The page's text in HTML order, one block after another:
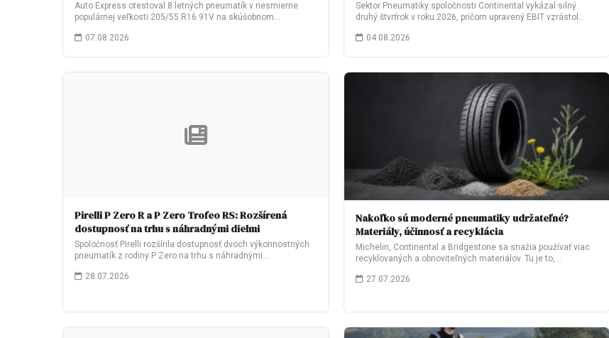
Auto Express otestoval 8 letných pneumatík v nesmierne
populárnej veľkosti 205/55 R16 91V na skúšobnom…
07.08.2026
Sektor Pneumatiky spoločnosti Continental vykázal silný
druhý štvrťrok v roku 2026, pričom upravený EBIT vzrástol…
04.08.2026
Pirelli P Zero R a P Zero Trofeo RS: Rozšírená
dostupnosť na trhu s náhradnými dielmi
Spoločnosť Pirelli rozšírila dostupnosť dvoch výkonnostných
pneumatík z rodiny P Zero na trhu s náhradnými…
28.07.2026
Nakoľko sú moderné pneumatiky udržateľné?
Materiály, účinnosť a recyklácia
Michelin, Continental a Bridgestone sa snažia používať viac
recyklovaných a obnoviteľných materiálov. Tu je to,…
27.07.2026